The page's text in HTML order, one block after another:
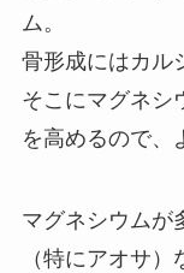
ム。
骨形成にはカル
そこにマグネシ
を高めるので、
マグネシウムが
（特にアオサ）